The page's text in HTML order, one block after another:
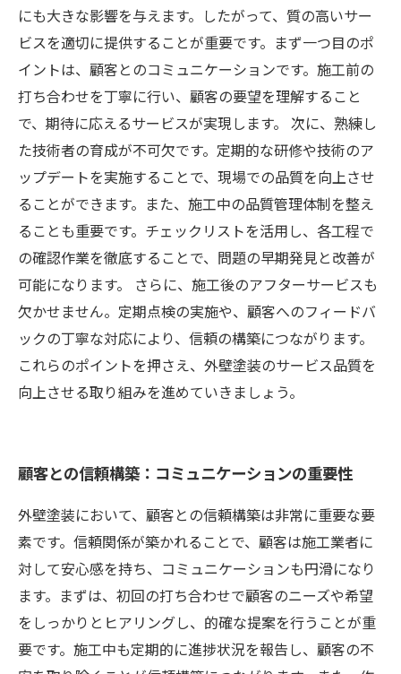
にも大きな影響を与えます。したがって、質の高いサー
ビスを適切に提供することが重要です。まず一つ目のポ
イントは、顧客とのコミュニケーションです。施工前の
打ち合わせを丁寧に行い、顧客の要望を理解すること
で、期待に応えるサービスが実現します。 次に、熟練し
た技術者の育成が不可欠です。定期的な研修や技術のア
ップデートを実施することで、現場での品質を向上させ
ることができます。また、施工中の品質管理体制を整え
ることも重要です。チェックリストを活用し、各工程で
の確認作業を徹底することで、問題の早期発見と改善が
可能になります。 さらに、施工後のアフターサービスも
欠かせません。定期点検の実施や、顧客へのフィードバ
ックの丁寧な対応により、信頼の構築につながります。
これらのポイントを押さえ、外壁塗装のサービス品質を
向上させる取り組みを進めていきましょう。
顧客との信頼構築：コミュニケーションの重要性
外壁塗装において、顧客との信頼構築は非常に重要な要
素です。信頼関係が築かれることで、顧客は施工業者に
対して安心感を持ち、コミュニケーションも円滑になり
ます。まずは、初回の打ち合わせで顧客のニーズや希望
をしっかりとヒアリングし、的確な提案を行うことが重
要です。施工中も定期的に進捗状況を報告し、顧客の不